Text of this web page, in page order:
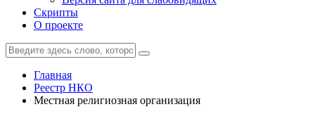
Скрипты
О проекте
Главная
Реестр НКО
Местная религиозная организация